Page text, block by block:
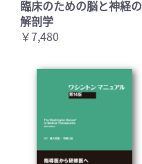
臨床のための脳と神経の
解剖学
￥7,480